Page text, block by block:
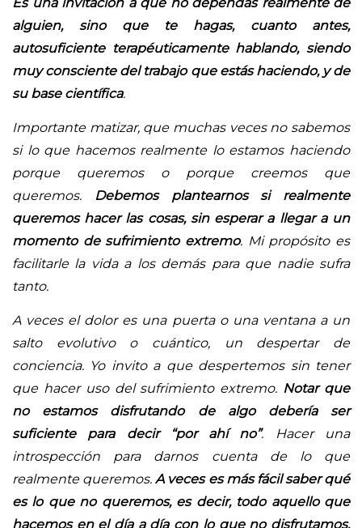
alguien, sino que te hagas, cuanto antes,
autosuficiente terapéuticamente hablando, siendo
muy consciente del trabajo que estás haciendo, y de
su base científica.
Importante matizar, que muchas veces no sabemos
si lo que hacemos realmente lo estamos haciendo
porque queremos o porque creemos que
queremos. Debemos plantearnos si realmente
queremos hacer las cosas, sin esperar a llegar a un
momento de sufrimiento extremo. Mi propósito es
facilitarle la vida a los demás para que nadie sufra
tanto.
A veces el dolor es una puerta o una ventana a un
salto evolutivo o cuántico, un despertar de
conciencia. Yo invito a que despertemos sin tener
que hacer uso del sufrimiento extremo. Notar que
no estamos disfrutando de algo debería ser
suficiente para decir “por ahí no”. Hacer una
introspección para darnos cuenta de lo que
realmente queremos.A veces es más fácil saber qué
es lo que no queremos, es decir, todo aquello que
hacemos en el día a día con lo que no disfrutamos.